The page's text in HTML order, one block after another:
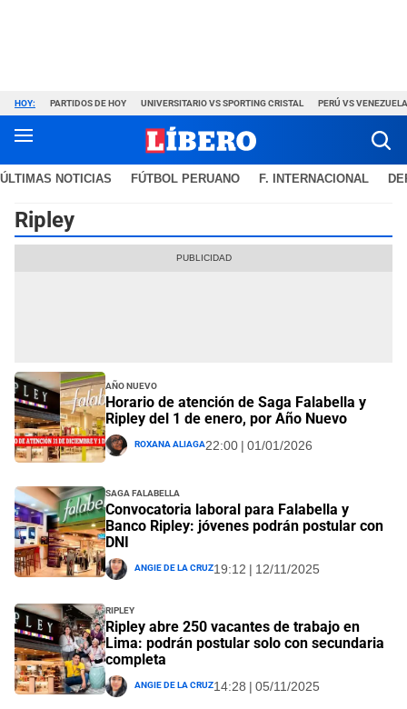
HOY: PARTIDOS DE HOY UNIVERSITARIO VS SPORTING CRISTAL PERÚ VS VENEZUELA
ÚLTIMAS NOTICIAS FÚTBOL PERUANO F. INTERNACIONAL
Ripley
Año Nuevo
Horario de atención de Saga Falabella y
Ripley del 1 de enero, por Año Nuevo
Roxana Aliaga22:00 | 01/01/2026
Saga Falabella
Convocatoria laboral para Falabella y
Banco Ripley: jóvenes podrán postular con
DNI
Angie De La Cruz19:12 | 12/11/2025
Ripley
Ripley abre 250 vacantes de trabajo en
Lima: podrán postular solo con secundaria
completa
Angie De La Cruz14:28 | 05/11/2025